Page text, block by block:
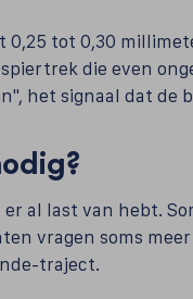
0,25 tot 0,30
die even
het signaal dat
al last van hebt.
vragen soms
traject.